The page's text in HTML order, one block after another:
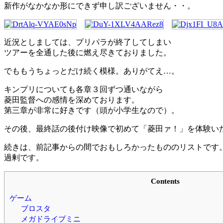
新作がなかなか形にできず申し訳ございません・・。
近況としましては、プリパラが終了してしまい
ツアーを全通した後に燃え尽きておりました。
でももうちょっとだけ続く模様。ありがてえ…。
キンプリについても各章３回ずつ通いながら
菱田監督への感情を深めております。
第三章が非常に好きです（頭が小学生なので）。
その後、最終話の後付け映像で初めて「菱田ァ！」を体験い
続きは、前記事からの間でおもしろかったもののリストです。
過剰です。
Contents
ゲーム
ブロスタ
メガドライブミニ